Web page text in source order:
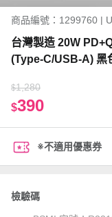
商品編號：1299760 |
台灣製造 20W
(Type-C/USB-A) 黑
$1,280
$390
※不適用優惠券
檢驗碼